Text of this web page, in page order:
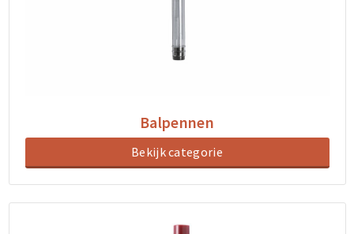
Balpennen
Bekijk categorie